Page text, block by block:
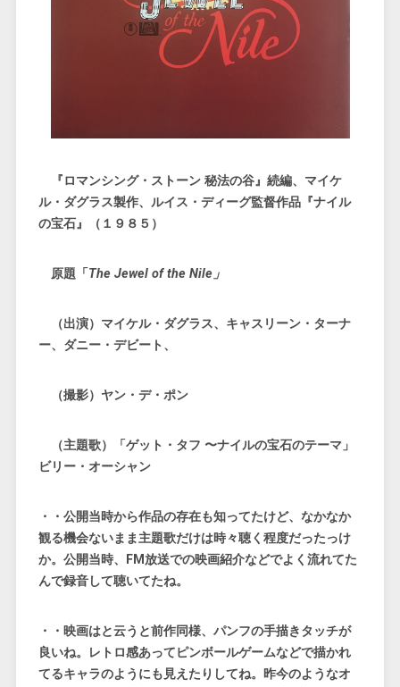
『ロマンシング・ストーン 秘法の谷』続編、マイケ
ル・ダグラス製作、ルイス・ディーグ監督作品『ナイル
の宝石』（１９８５）
原題「 The Jewel of the Nile」
（出演）マイケル・ダグラス、キャスリーン・ターナ
ー、ダニー・デビート、
（撮影）ヤン・デ・ポン
（主題歌）「ゲット・タフ 〜ナイルの宝石のテーマ」
ビリー・オーシャン
・・公開当時から作品の存在も知ってたけど、なかなか
観る機会ないまま主題歌だけは時々聴く程度だったっけ
か。公開当時、FM放送での映画紹介などでよく流れてた
んで録音して聴いてたね。
・・映画はと云うと前作同様、パンフの手描きタッチが
良いね。レトロ感あってピンボールゲームなどで描かれ
てるキャラのようにも見えたりしてね。昨今のようなオ